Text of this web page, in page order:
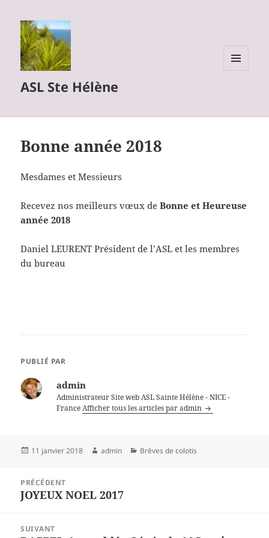
ASL Ste Hélène
Bonne année 2018
Mesdames et Messieurs
Recevez nos meilleurs vœux de Bonne et Heureuse
année2018
Daniel LEURENT Président de l’ASL et les membres
du bureau
PUBLIÉ PAR
admin
Administrateur Site web ASL Sainte Hélène - NICE -
FranceAfficher tous les articles par admin
Publié
11 janvier 2018 Auteur
admin Catégories
Brêves de colotis
l’article
PRÉCÉDENT
Article
JOYEUX NOEL 2017
SUIVANT